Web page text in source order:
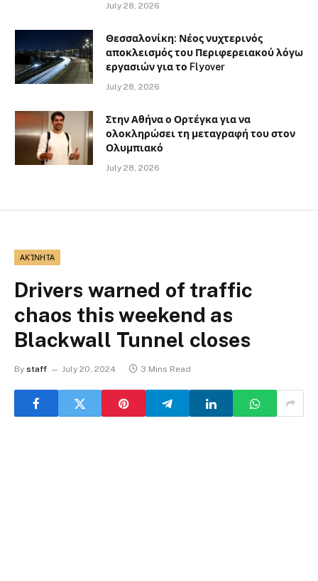
July 28, 2026
Θεσσαλονίκη: Νέος νυχτερινός
αποκλεισμός του Περιφερειακού λόγω
εργασιών για το Flyover
July 28, 2026
Στην Αθήνα ο Ορτέγκα για να
ολοκληρώσει τη μεταγραφή του στον
Ολυμπιακό
July 28, 2026
ΑΚΊΝΗΤΑ
Drivers warned of traffic
chaos this weekend as
Blackwall Tunnel closes
By staff July 20, 2024 3 Mins Read